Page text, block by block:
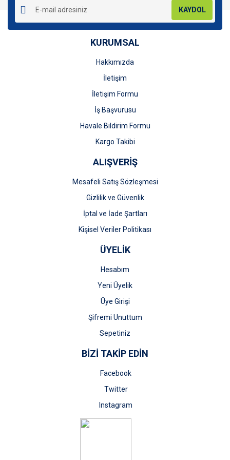
KAYDOL
KURUMSAL
Hakkımızda
İletişim
İletişim Formu
İş Başvurusu
Havale Bildirim Formu
Kargo Takibi
ALIŞVERİŞ
Mesafeli Satış Sözleşmesi
Gizlilik ve Güvenlik
İptal ve İade Şartları
Kişisel Veriler Politikası
ÜYELİK
Hesabım
Yeni Üyelik
Üye Girişi
Şifremi Unuttum
Sepetiniz
BİZİ TAKİP EDİN
Facebook
Twitter
Instagram